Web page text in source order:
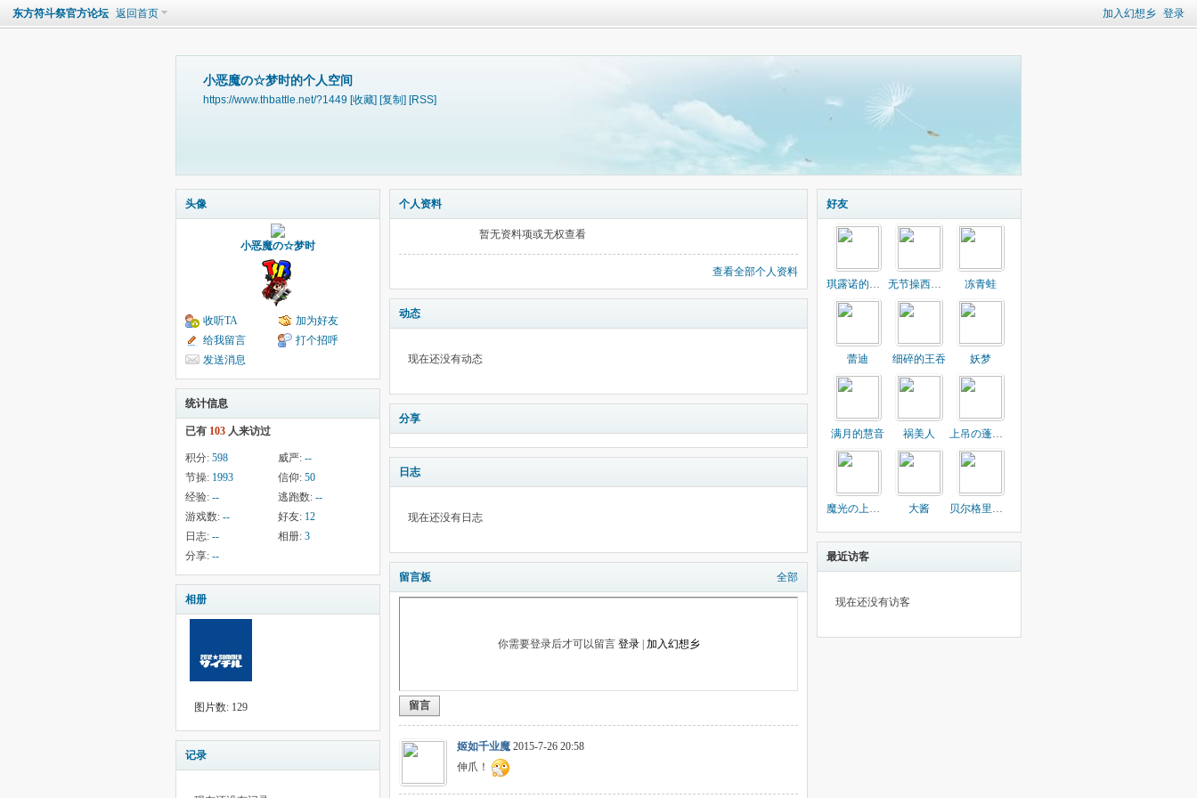
加入幻想乡 登录
东方符斗祭官方论坛 返回首页
小恶魔の☆梦时的个人空间
https://www.thbattle.net/?1449 [收藏] [复制] [RSS]
头像
小恶魔の☆梦时
收听TA
加为好友
给我留言
打个招呼
发送消息
统计信息
已有 103 人来访过
积分: 598 威严: --
节操: 1993 信仰: 50
经验: -- 逃跑数: --
游戏数: -- 好友: 12
日志: -- 相册: 3
分享: --
相册
图片数: 129
记录
个人资料
暂无资料项或无权查看
查看全部个人资料
动态
现在还没有动态
分享
日志
现在还没有日志
留言板 全部
你需要登录后才可以留言 登录| 加入幻想乡
留言
姬如千业魔 2015-7-26 20:58
伸爪！
好友
琪露诺的电冰箱 无节操西瓜⑨ 冻青蛙
蕾迪 细碎的王吞 妖梦
满月的慧音 祸美人 上吊の蓬莱人形
魔光の上海人形 大酱 贝尔格里尔斯
最近访客
现在还没有访客